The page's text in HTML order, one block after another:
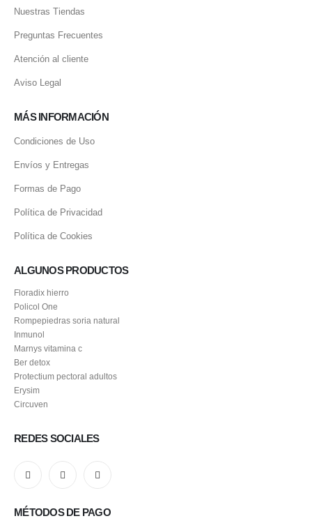
Nuestras Tiendas
Preguntas Frecuentes
Atención al cliente
Aviso Legal
MÁS INFORMACIÓN
Condiciones de Uso
Envíos y Entregas
Formas de Pago
Política de Privacidad
Política de Cookies
ALGUNOS PRODUCTOS
Floradix hierro
Policol One
Rompepiedras soria natural
Inmunol
Marnys vitamina c
Ber detox
Protectium pectoral adultos
Erysim
Circuven
REDES SOCIALES
MÉTODOS DE PAGO